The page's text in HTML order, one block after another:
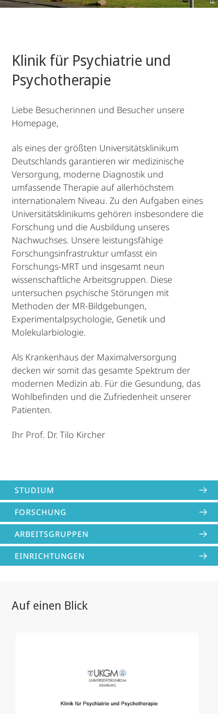
Klinik für Psychiatrie und
Psychotherapie
Liebe Besucherinnen und Besucher unsere
Homepage,
als eines der größten Universitätsklinikum
Deutschlands garantieren wir medizinische
Versorgung, moderne Diagnostik und
umfassende Therapie auf allerhöchstem
internationalem Niveau. Zu den Aufgaben eines
Universitätsklinikums gehören insbesondere die
Forschung und die Ausbildung unseres
Nachwuchses. Unsere leistungsfähige
Forschungsinfrastruktur umfasst ein
Forschungs-MRT und insgesamt neun
wissenschaftliche Arbeitsgruppen. Diese
untersuchen psychische Störungen mit
Methoden der MR-Bildgebungen,
Experimentalpsychologie, Genetik und
Molekularbiologie.
Als Krankenhaus der Maximalversorgung
decken wir somit das gesamte Spektrum der
modernen Medizin ab. Für die Gesundung, das
Wohlbefinden und die Zufriedenheit unserer
Patienten.
Ihr Prof. Dr. Tilo Kircher
STUDIUM
FORSCHUNG
ARBEITSGRUPPEN
EINRICHTUNGEN
Auf einen Blick